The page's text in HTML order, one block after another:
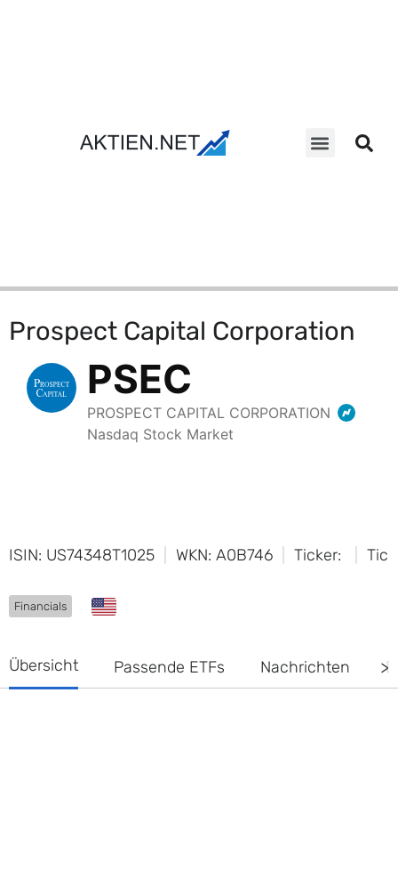
Prospect Capital Corporation
ISIN: US74348T1025 WKN: A0B746 Ticker:
Financials
Übersicht Passende ETFs Nachrichten